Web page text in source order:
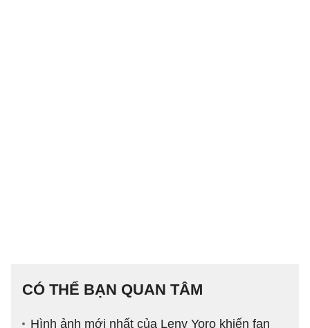
CÓ THỂ BẠN QUAN TÂM
Hình ảnh mới nhất của Leny Yoro khiến fan